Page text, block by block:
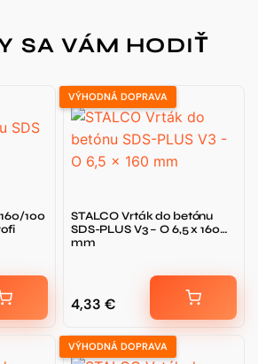
SA VÁM HODIŤ
100
VÝHODNÁ DOPRAVA
STALCO Vrták do betónu
SDS-PLUS V3 – O 6,5 x 160
mm
4,33 €
VÝHODNÁ DOPRAVA